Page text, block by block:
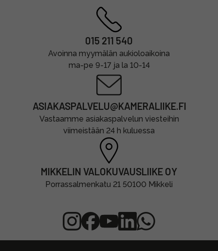
015 211 540
Avoinna myymälän aukioloaikoina
ma-pe 9-17 ja la 10-14
ASIAKASPALVELU@KAMERALIIKE.FI
Vastaamme asiakaspalvelun viesteihin
viimeistään 24 h kuluessa
MIKKELIN VALOKUVAUSLIIKE OY
Porrassalmenkatu 21 50100 Mikkeli